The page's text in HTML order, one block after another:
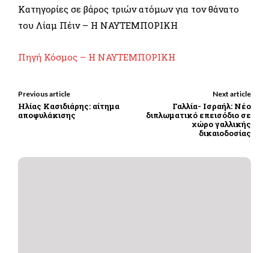
Κατηγορίες σε βάρος τριών ατόμων για τον θάνατο
του Λίαμ Πέιν – Η ΝΑΥΤΕΜΠΟΡΙΚΗ
Πηγή Κόσμος – Η ΝΑΥΤΕΜΠΟΡΙΚΗ
Previous article
Ηλίας Κασιδιάρης: αίτημα
αποφυλάκισης
Next article
Γαλλία- Ισραήλ: Νέο
διπλωματικό επεισόδιο σε
χώρο γαλλικής
δικαιοδοσίας